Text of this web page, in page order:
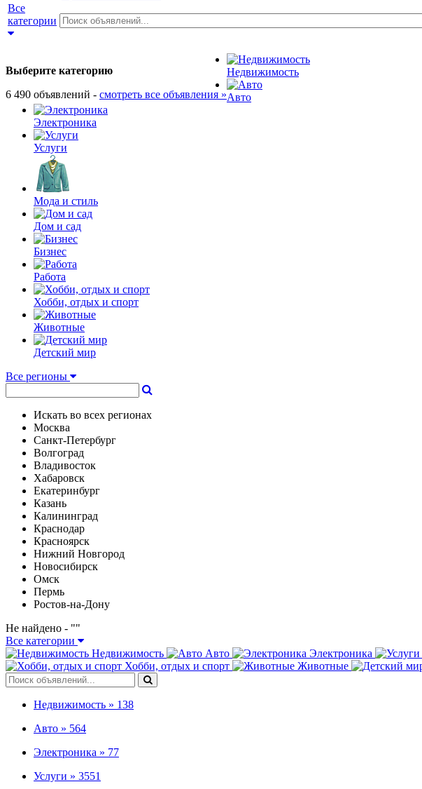
Все
категории
Выберите категорию
6 490 объявлений - смотреть все объявления »
Недвижимость
Авто
Электроника
Услуги
Мода и стиль
Дом и сад
Бизнес
Работа
Хобби, отдых и спорт
Животные
Детский мир
Все регионы
Искать во всех регионах
Москва
Санкт-Петербург
Волгоград
Владивосток
Хабаровск
Екатеринбург
Казань
Калининград
Краснодар
Красноярск
Нижний Новгород
Новосибирск
Омск
Пермь
Ростов-на-Дону
Не найдено - ""
Все категории
Недвижимость
Авто Электроника
Хобби, отдых и спорт
Животные
Недвижимость » 138
Авто » 564
Электроника » 77
Услуги » 3551